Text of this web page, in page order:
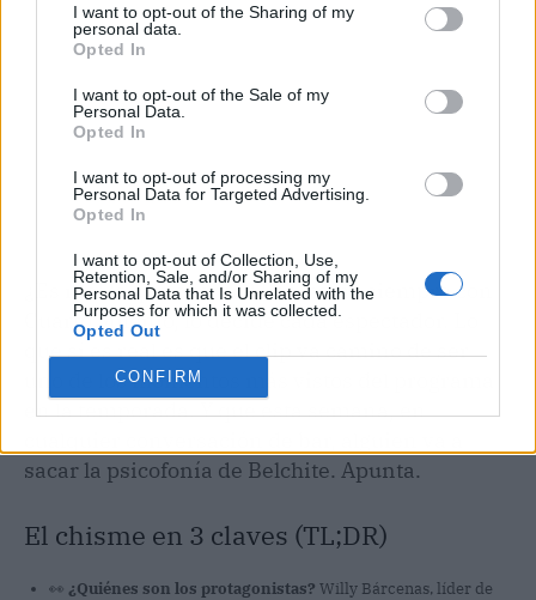
I want to opt-out of the Sharing of my
personal data.
Opted In
I want to opt-out of the Sale of my
Personal Data.
Opted In
I want to opt-out of processing my
Personal Data for Targeted Advertising.
Opted In
I want to opt-out of Collection, Use,
Retention, Sale, and/or Sharing of my
Personal Data that Is Unrelated with the
Purposes for which it was collected.
Opted Out
CONFIRM
¿Es real lo que cuenta? Eso, como siempre con
Cuarto Milenio, lo decide cada espectador. Lo
que sí es real es que el clip va camino de ser
uno de los momentos más vistos del programa
en la temporada. Y que esta semana, en
sacar la psicofonía de Belchite. Apunta.
El chisme en 3 claves (TL;DR)
👀 ¿Quiénes son los protagonistas? Willy Bárcenas, líder de